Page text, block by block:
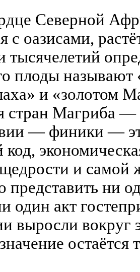
Северной
с оазисами,
тысячелетий
плоды
и «золотом
стран Магриба
— финики —
код,
и самой
представить ни
один акт
выросли вокруг